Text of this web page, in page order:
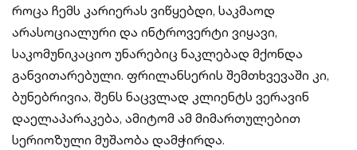
როცა ჩემს კარიერას ვიწყებდი, საკმაოდ
არასოციალური და ინტროვერტი ვიყავი,
საკომუნიკაციო უნარებიც ნაკლებად მქონდა
განვითარებული. ფრილანსერის შემთხვევაში კი,
ბუნებრივია, შენს ნაცვლად კლიენტს ვერავინ
დაელაპარაკება, ამიტომ ამ მიმართულებით
სერიოზული მუშაობა დამჭირდა.